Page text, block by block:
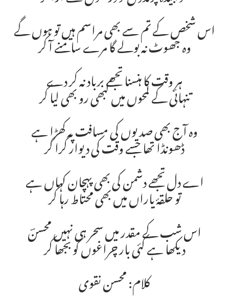
اس شخص کے تم سے بھی مراسم ہیں تو ہوں گے
وہ جھوٹ نہ بولے گا مرے سامنے آ کر
ہر وقت کا ہنسنا تجھے برباد نہ کر دے
تنہائی کے لمحوں میں کبھی رو بھی لیا کر
وہ آج بھی صدیوں کی مسافت پہ کھڑا ہے
ڈھونڈا تھا جسے وقت کی دیوار گرا کر
اے دل تجھے دشمن کی بھی پہچان کہاں ہے
تو حلقۂ یاراں میں بھی محتاط رہا کر
اس شب کے مقدر میں سحر ہی نہیں محسنؔ
دیکھا ہے کئی بار چراغوں کو بجھا کر
کلام: محسن نقوی